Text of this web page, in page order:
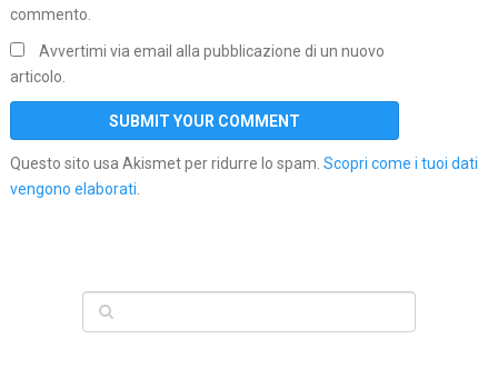
commento.
Avvertimi via email alla pubblicazione di un nuovo
articolo.
Questo sito usa Akismet per ridurre lo spam. Scopri come i tuoi dati
vengono elaborati